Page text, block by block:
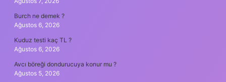
Burch ne demek ?
Ağustos 6, 2026
Kuduz testi kaç TL ?
Ağustos 6, 2026
Avcı böreği dondurucuya konur mu ?
Ağustos 5, 2026